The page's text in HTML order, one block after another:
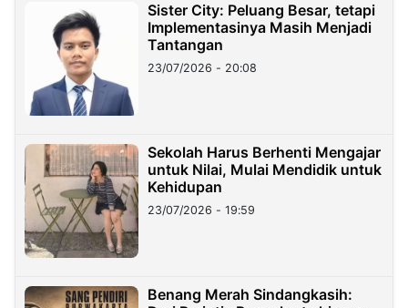
Sister City: Peluang Besar, tetapi
Implementasinya Masih Menjadi
Tantangan
23/07/2026 - 20:08
Sekolah Harus Berhenti Mengajar
untuk Nilai, Mulai Mendidik untuk
Kehidupan
23/07/2026 - 19:59
Benang Merah Sindangkasih: